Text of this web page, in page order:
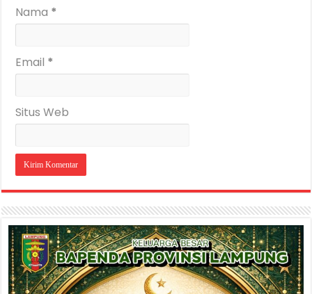
Nama *
Email *
Situs Web